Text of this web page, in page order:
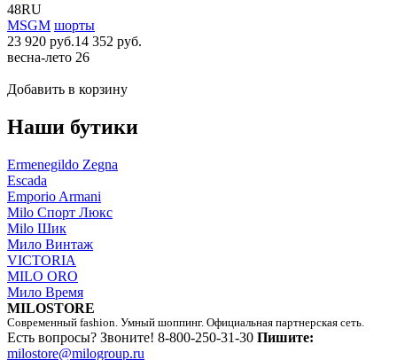
48RU
MSGM шорты
23 920 руб.14 352 руб.
весна-лето 26
Добавить в корзину
Наши бутики
Ermenegildo Zegna
Escada
Emporio Armani
Milo Спорт Люкс
Milo Шик
Мило Винтаж
VICTORIA
MILO ORO
Мило Время
MILOSTORE
Современный fashion. Умный шоппинг. Официальная партнерская сеть.
Есть вопросы? Звоните! 8-800-250-31-30 Пишите:
milostore@milogroup.ru